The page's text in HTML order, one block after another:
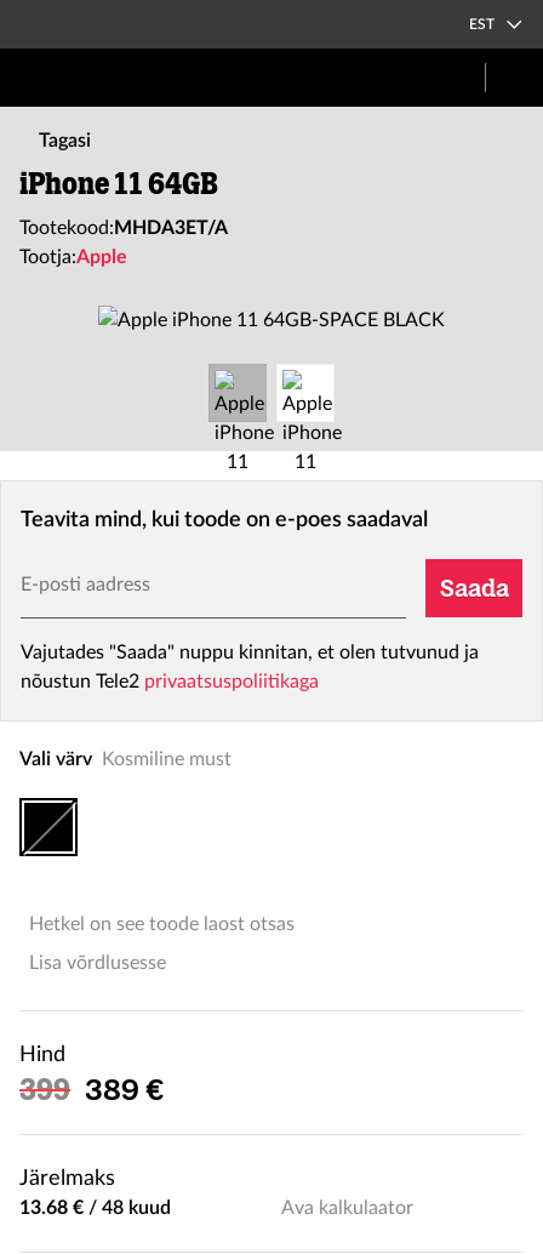
EST
Tagasi
iPhone 11 64GB
Tootekood: MHDA3ET/A
Tootja:Apple
Teavita mind, kui toode on e-poes saadaval
E-posti aadress
Saada
Vajutades "Saada" nuppu kinnitan, et olen tutvunud ja
nõustun Tele2 privaatsuspoliitikaga
Vali värv Kosmiline must
Hetkel on see toode laost otsas
Lisa võrdlusesse
Hind
399 Soodushind
389 €
Järelmaks
13.68 € / 48 kuud Ava kalkulaator